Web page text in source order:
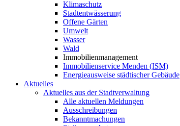
Klimaschutz
Stadtentwässerung
Offene Gärten
Umwelt
Wasser
Wald
Immobilienmanagement
Immobilienservice Menden (ISM)
Energieausweise städtischer Gebäude
Aktuelles
Aktuelles aus der Stadtverwaltung
Alle aktuellen Meldungen
Ausschreibungen
Bekanntmachungen